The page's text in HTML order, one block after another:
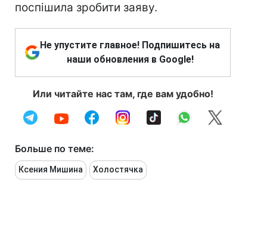
поспішила зробити заяву.
Не упустите главное! Подпишитесь на
наши обновления в Google!
Или читайте нас там, где вам удобно!
Больше по теме:
Ксения Мишина Холостячка